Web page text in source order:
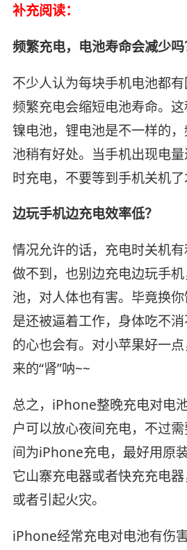
补充阅读：
频繁充电，电池寿命会减少吗
不少人认为每块手机电池都有
频繁充电会缩短电池寿命。
镍电池，锂电池是不一样的
池稍有好处。当手机出现电
时充电，不要等到手机关机了
边玩手机边充电效率低？
情况允许的话，充电时关机有
做不到，也别边充电边玩手
池，对人体也有害。毕竟换
是还被逼着工作，身体吃不
的心也会有。对小苹果好一
来的“肾”呐~~
总之，iPhone整晚充电对电
户可以放心夜间充电，不过
间为iPhone充电，最好用原
它山寨充电器或者快充充电
或者引起火灾。
iPhone经常充电对电池有伤